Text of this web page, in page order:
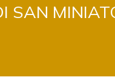
SAN